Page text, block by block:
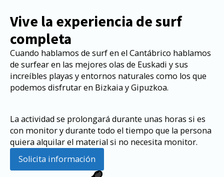
Vive la experiencia de surf
completa
Cuando hablamos de surf en el Cantábrico hablamos
de surfear en las mejores olas de Euskadi y sus
increíbles playas y entornos naturales como los que
podemos disfrutar en Bizkaia y Gipuzkoa.
La actividad se prolongará durante unas horas si es
con monitor y durante todo el tiempo que la persona
quiera alquilar el material si no necesita monitor.
Solicita información